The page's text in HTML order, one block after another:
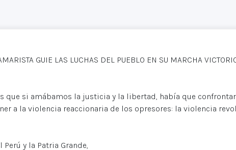
GUIE LAS LUCHAS DEL PUEBLO EN SU MARCHA
que si amábamos la justicia y la libertad, había que
a la violencia reaccionaria de los opresores: la violencia
y la Patria Grande,